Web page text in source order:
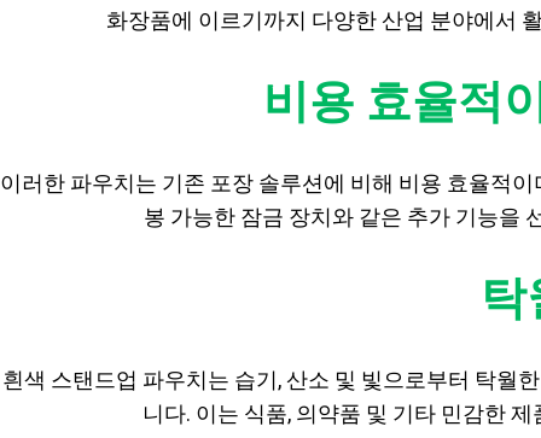
화장품에 이르기까지 다양한 산업 분야에서
비용 효율적
이러한 파우치는 기존 포장 솔루션에 비해 비용 효율적
봉 가능한 잠금 장치와 같은 추가 기능을
탁
흰색 스탠드업 파우치는 습기, 산소 및 빛으로부터 탁월
니다. 이는 식품, 의약품 및 기타 민감한